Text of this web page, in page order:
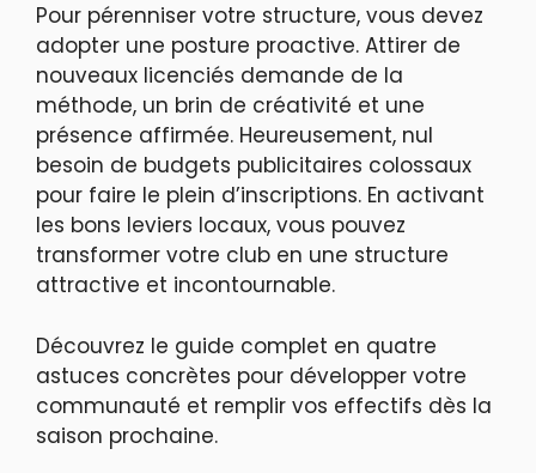
Pour pérenniser votre structure, vous devez
adopter une posture proactive. Attirer de
nouveaux licenciés demande de la
méthode, un brin de créativité et une
présence affirmée. Heureusement, nul
besoin de budgets publicitaires colossaux
pour faire le plein d’inscriptions. En activant
les bons leviers locaux, vous pouvez
transformer votre club en une structure
attractive et incontournable.
Découvrez le guide complet en quatre
astuces concrètes pour développer votre
communauté et remplir vos effectifs dès la
saison prochaine.